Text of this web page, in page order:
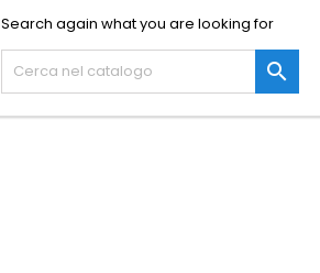
Search again what you are looking for
